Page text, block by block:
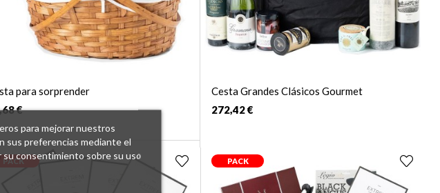
para sorprender
€
Cesta Grandes Clásicos Gourmet
272,42 €
PACK PACK
para mejorar nuestros
sus preferencias mediante el
su consentimiento sobre su uso